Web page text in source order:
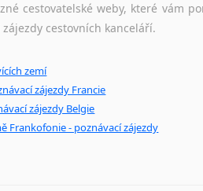
cestovatelské weby, které vám
cestovních kanceláří.
zemí
zájezdy Francie
zájezdy Belgie
Frankofonie - poznávací zájezdy